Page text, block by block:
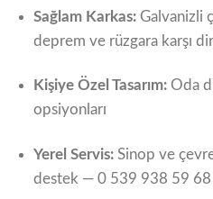
Sağlam Karkas: Galvanizli
deprem ve rüzgara karşı
Kişiye Özel Tasarım: Oda
opsiyonları
Yerel Servis: Sinop ve
destek — 0 539 938 59